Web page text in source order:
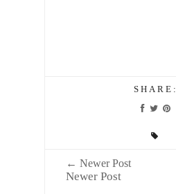
SHARE:
← Newer Post
Newer Post